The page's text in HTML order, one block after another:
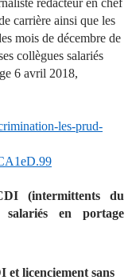
rédacteur en chef
carrière ainsi que les
mois de décembre de
collègues salariés
6 avril 2018,
les-prud-
(intermittents du
salariés en portage
licenciement sans